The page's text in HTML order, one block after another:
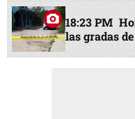
18:23 PM
las gradas